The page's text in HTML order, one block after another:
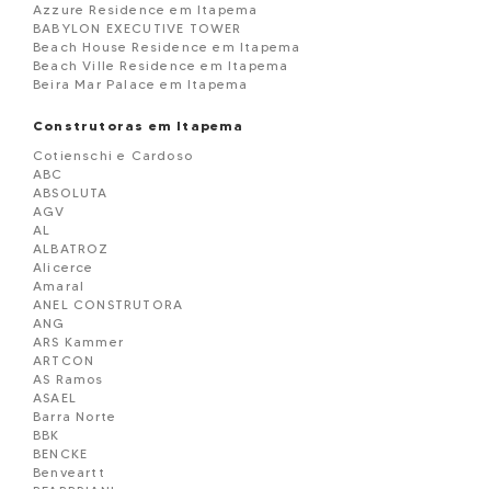
Azzure Residence em Itapema
BABYLON EXECUTIVE TOWER
Beach House Residence em Itapema
Beach Ville Residence em Itapema
Beira Mar Palace em Itapema
BELVEDERE
Blue View em Itapema
Boulevard Dois 86 em Itapema
BOURBON RESIDENCE
Brandemburgo Residence em Itapema
BRISA DO MAR
Brooklyn Tower em Itapema
Campo Verde Loteamento em Itapema
Capadócia Residence em Itapema
Carmel Residence em Itapema
Carpe Diem em Itapema
Cartier CNA Residence em Itapema
Celisa Residence em Itapema
Central Ville Residence em Itapema
Chácara Flora em Itapema
CHATEAU AVENUE RESIDENCE em Itapema
Château de Florence em Itapema
Chatêau Unique em Itapema
Città di Trento em Itapema
Construtoras em Itapema
Cotienschi e Cardoso
ABC
ABSOLUTA
AGV
AL
ALBATROZ
Alicerce
Amaral
ANEL CONSTRUTORA
ANG
ARS Kammer
ARTCON
AS Ramos
ASAEL
Barra Norte
BBK
BENCKE
Benveartt